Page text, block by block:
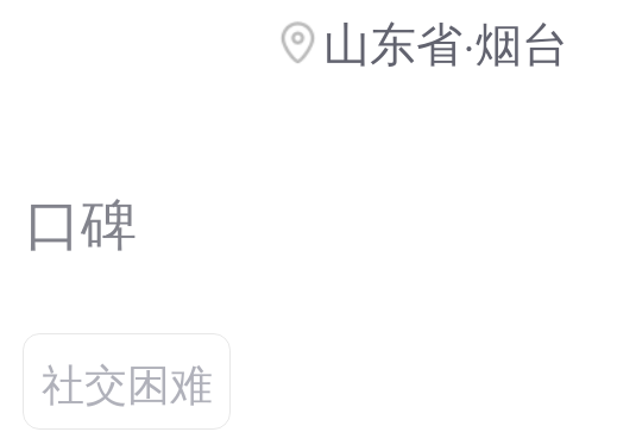
山东省·烟台
口碑
社交困难